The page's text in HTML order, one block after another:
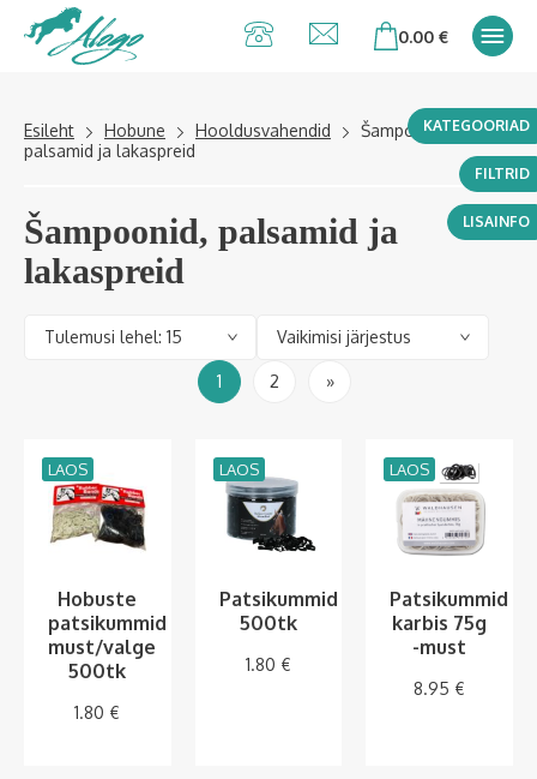
Alogo Hobu ja
ratsavarustus
0.00 €
Esileht Hobune Hooldusvahendid
Šampoonid,
palsamid ja lakaspreid
Šampoonid, palsamid ja
lakaspreid
1 2 »
Hobuste
patsikummid
must/valge
500tk
1.80 €
LAOS
Patsikummid
500tk
1.80 €
LAOS
Patsikummid
karbis 75g
-must
8.95 €
LAOS
KATEGOORIAD
FILTRID
LISAINFO